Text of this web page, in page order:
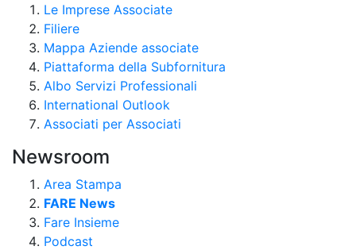
Le Imprese Associate
Filiere
Mappa Aziende associate
Piattaforma della Subfornitura
Albo Servizi Professionali
International Outlook
Associati per Associati
Newsroom
Area Stampa
FARE News
Fare Insieme
Podcast